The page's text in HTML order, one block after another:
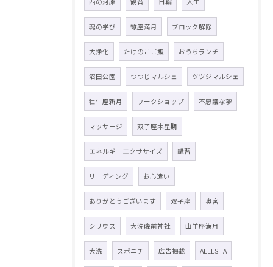
魂の学び 蠍座満月 ブロック解除
大浄化 たけのこご飯 おうちランチ
沼田公園 つつじマルシェ ツツジマルシェ
牡牛座新月 ワークショップ 不思議な夢
マッサージ 双子座木星期
エネルギーエクササイズ 講習
リーディング お心遣い
ありがとうございます 双子座 奥宮
シリウス 大洗磯前神社 山羊座満月
大洗 スポニチ 広告掲載 ALEESHA